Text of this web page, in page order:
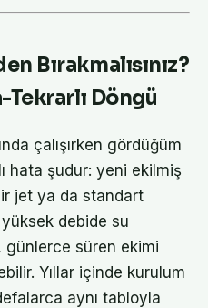
Bırakmalısınız?
Tekrarlı Döngü
çalışırken gördüğüm
hata şudur: yeni ekilmiş
jet ya da standart
debide su
günlerce süren ekimi
Yıllar içinde kurulum
aynı tabloyla